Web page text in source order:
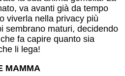
va avanti già da tempo
viverla nella privacy più
sembrano maturi, decidendo
fa capire quanto sia
li lega!
MAMMA